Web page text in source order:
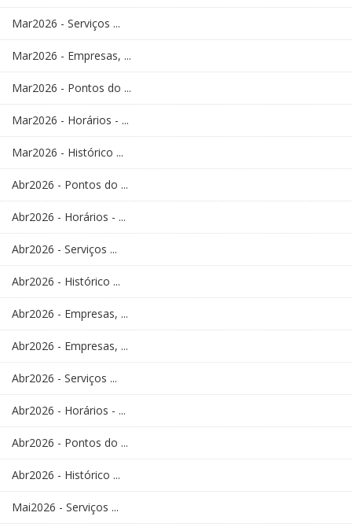
Mar2026 - Serviços ...
Mar2026 - Empresas, ...
Mar2026 - Pontos do ...
Mar2026 - Horários - ...
Mar2026 - Histórico ...
Abr2026 - Pontos do ...
Abr2026 - Horários - ...
Abr2026 - Serviços ...
Abr2026 - Histórico ...
Abr2026 - Empresas, ...
Abr2026 - Empresas, ...
Abr2026 - Serviços ...
Abr2026 - Horários - ...
Abr2026 - Pontos do ...
Abr2026 - Histórico ...
Mai2026 - Serviços ...